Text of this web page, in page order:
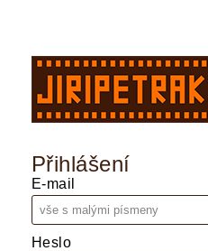
Přihlášení
E-mail
Heslo